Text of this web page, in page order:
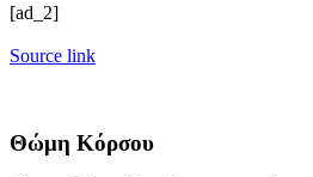
[ad_2]
Source link
Θώμη Κόρσου